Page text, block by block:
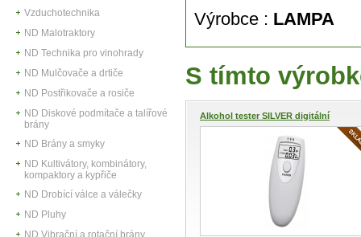
Vzduchotechnika
ND Malotraktory
ND Technika pro vinohrady
ND Mulčovače a drtiče
ND Postřikovače a rosiče
ND Diskové podmítače a talířové
brány
ND Brány a smyky
ND Kultivátory, kombinátory,
kompaktory a kypřiče
ND Drobící válce a válečky
ND Pluhy
ND Vibrační a rotační brány
Výrobce : LAMPA
S tímto
Alkohol tester SILVER digitální